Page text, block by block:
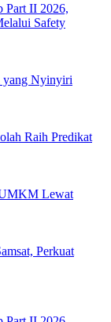
Part II 2026,
Safety
yang Nyinyiri
Raih Predikat
UMKM Lewat
Perkuat